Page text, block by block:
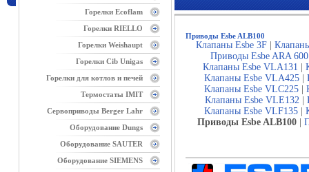
Горелки Ecoflam
Горелки RIELLO
Горелки Weishaupt
Горелки Cib Unigas
Горелки для котлов и печей
Термостаты IMIT
Сервоприводы Berger Lahr
Оборудование Dungs
Оборудование SAUTER
Оборудование SIEMENS
Приводы Esbe ALB100
Клапаны Esbe 3F
Приводы Esbe ARA 600
Клапаны Esbe VLA131 |
Клапаны Esbe VLA425
Клапаны Esbe VLC225 |
Клапаны Esbe VLE132
Клапаны Esbe VLF135
Приводы Esbe ALB100